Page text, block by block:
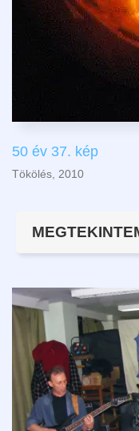
50 év 37. kép
Tökölés, 2010